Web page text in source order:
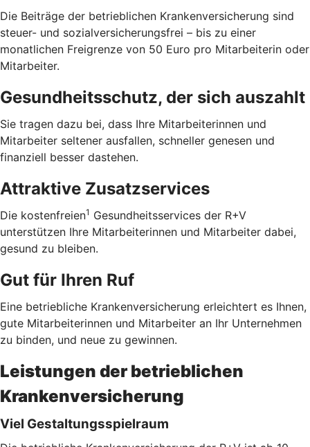
Die Beiträge der betrieblichen Krankenversicherung sind
steuer- und sozialversicherungsfrei – bis zu einer
monatlichen Freigrenze von 50 Euro pro Mitarbeiterin oder
Mitarbeiter.
Gesundheitsschutz, der sich auszahlt
Sie tragen dazu bei, dass Ihre Mitarbeiterinnen und
Mitarbeiter seltener ausfallen, schneller genesen und
finanziell besser dastehen.
Attraktive Zusatzservices
Die kostenfreien1 Gesundheitsservices der R+V
unterstützen Ihre Mitarbeiterinnen und Mitarbeiter dabei,
gesund zu bleiben.
Gut für Ihren Ruf
Eine betriebliche Krankenversicherung erleichtert es Ihnen,
gute Mitarbeiterinnen und Mitarbeiter an Ihr Unternehmen
zu binden, und neue zu gewinnen.
Leistungen der betrieblichen
Krankenversicherung
Viel Gestaltungsspielraum